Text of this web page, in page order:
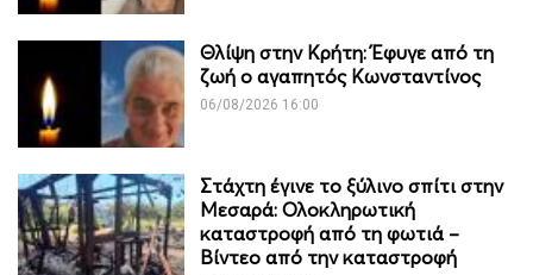
Θλίψη στην Κρήτη: Έφυγε από τη
ζωή ο αγαπητός Κωνσταντίνος
06/08/2026 16:00
Στάχτη έγινε το ξύλινο σπίτι στην
Μεσαρά: Ολοκληρωτική
καταστροφή από τη φωτιά –
Βίντεο από την καταστροφή